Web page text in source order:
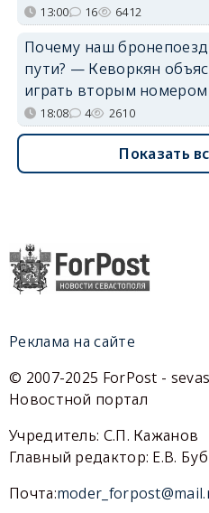
13:00 16 6412
Почему наш бронепоезд
пути? — Кеворкян
играть вторым номером
18:08 4 2610
Показать
Реклама на сайте
© 2007-2025 ForPost -
Новостной портал
Учредитель: С.П. Кажанов
Главный редактор: Е.В.
Почта: